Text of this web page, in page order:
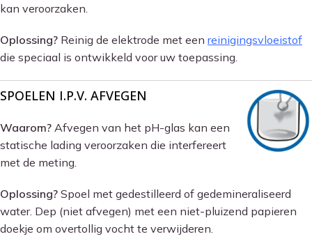
kan veroorzaken.
Oplossing? Reinig de elektrode met een reinigingsvloeistof
die speciaal is ontwikkeld voor uw toepassing.
SPOELEN I.P.V. AFVEGEN
Waarom? Afvegen van het pH-glas kan een
statische lading veroorzaken die interfereert
met de meting.
Oplossing? Spoel met gedestilleerd of gedemineraliseerd
water. Dep (niet afvegen) met een niet-pluizend papieren
doekje om overtollig vocht te verwijderen.